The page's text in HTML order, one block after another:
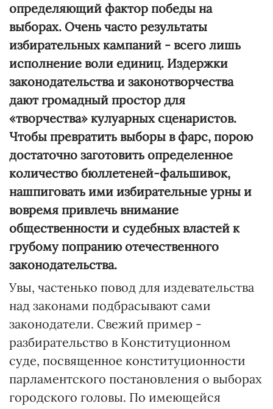
определяющий фактор победы на
выборах. Очень часто результаты
избирательных кампаний - всего лишь
исполнение воли единиц. Издержки
законодательства и законотворчества
дают громадный простор для
«творчества» кулуарных сценаристов.
Чтобы превратить выборы в фарс, порою
достаточно заготовить определенное
количество бюллетеней-фальшивок,
нашпиговать ими избирательные урны и
вовремя привлечь внимание
общественности и судебных властей к
грубому попранию отечественного
законодательства.
Увы, частенько повод для издевательства
над законами подбрасывают сами
законодатели. Свежий пример -
разбирательство в Конституционном
суде, посвященное конституционности
парламентского постановления о выборах
городского головы. По имеющейся